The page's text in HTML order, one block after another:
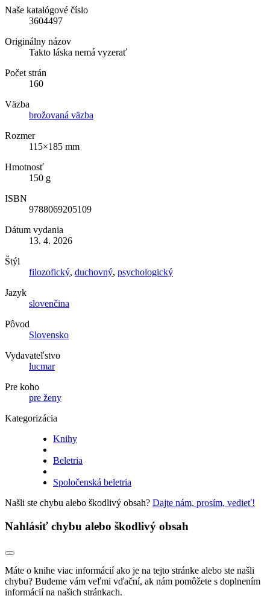
Naše katalógové číslo
3604497
Originálny názov
Takto láska nemá vyzerať
Počet strán
160
Väzba
brožovaná väzba
Rozmer
115×185 mm
Hmotnosť
150 g
ISBN
9788069205109
Dátum vydania
13. 4. 2026
Štýl
filozofický, duchovný, psychologický
Jazyk
slovenčina
Pôvod
Slovensko
Vydavateľstvo
lucmar
Pre koho
pre ženy
Kategorizácia
Knihy
Beletria
Spoločenská beletria
Našli ste chybu alebo škodlivý obsah? Dajte nám, prosím, vedieť!
Nahlásiť chybu alebo škodlivý obsah
Máte o knihe viac informácií ako je na tejto stránke alebo ste našli
chybu? Budeme vám veľmi vďační, ak nám pomôžete s doplnením
informácií na našich stránkach.